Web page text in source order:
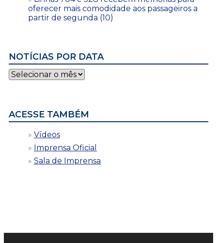
oferecer mais comodidade aos passageiros a
partir de segunda (10)
NOTÍCIAS POR DATA
Notícias
por
ACESSE TAMBÉM
Vídeos
Imprensa Oficial
Sala de Imprensa